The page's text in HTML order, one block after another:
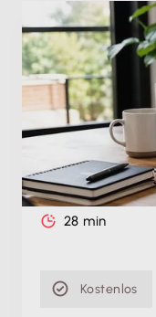
Lexware scout in
pro/premium:
tun?
Mi. 26.05.2021
Aufzeichnung
28 min
Kostenlos